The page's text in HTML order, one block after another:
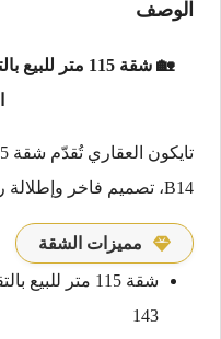
الوصف
B14، تصميم فاخر وإطلالة رائعة، وخطط تقسيط مريحة. 🌟
مميزات الشقة
143